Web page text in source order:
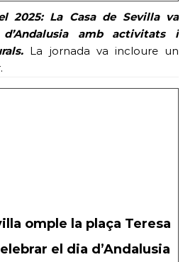
2025: La Casa de Sevilla va
amb activitats i
La jornada va incloure un
omple la plaça Teresa
el dia d’Andalusia